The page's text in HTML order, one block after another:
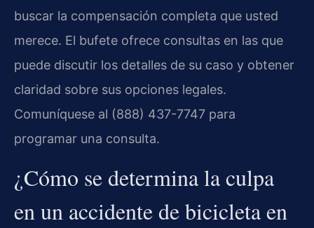
buscar la compensación completa que usted
merece. El bufete ofrece consultas en las que
puede discutir los detalles de su caso y obtener
claridad sobre sus opciones legales.
Comuníquese al (888) 437-7747 para
programar una consulta.
¿Cómo se determina la culpa
en un accidente de bicicleta en